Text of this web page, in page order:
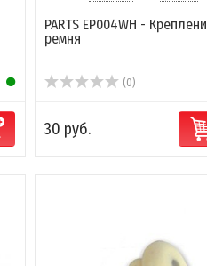
PARTS EP004WH -
ремня
(0)
30 руб.